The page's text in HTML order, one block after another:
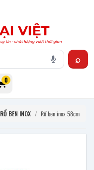
0
RỔ BEN INOX / Rổ ben inox 58cm